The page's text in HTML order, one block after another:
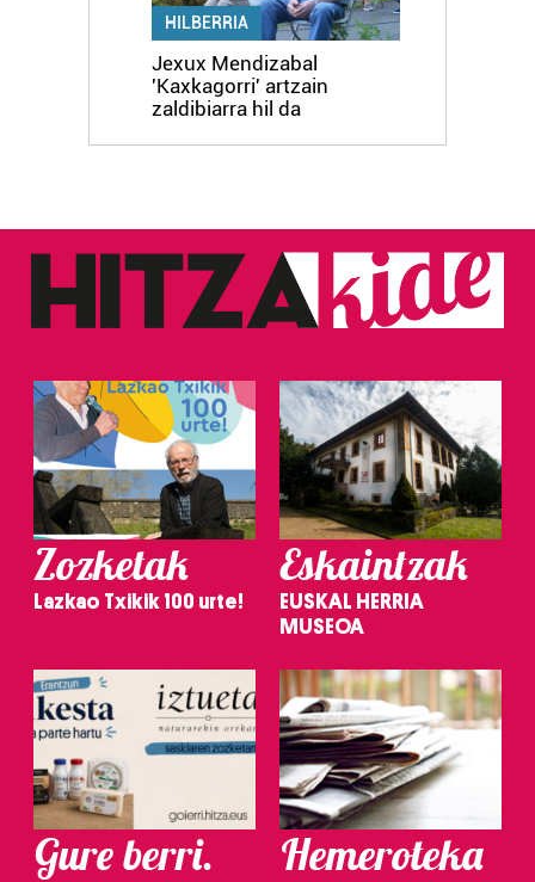
HILBERRIA
Jexux Mendizabal
'Kaxkagorri' artzain
zaldibiarra hil da
Zozketak
Lazkao Txikik 100 urte!
Eskaintzak
EUSKAL HERRIA
MUSEOA
Gure berri. Hemeroteka